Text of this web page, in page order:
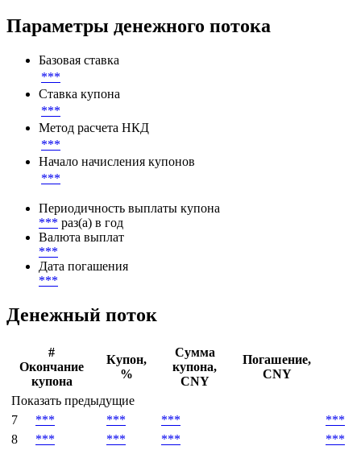
Параметры денежного потока
Базовая ставка
***
Ставка купона
***
Метод расчета НКД
***
Начало начисления купонов
***
Периодичность выплаты купона
*** раз(а) в год
Валюта выплат
***
Дата погашения
***
Денежный поток
#
Окончание
купона
Купон,
%
Сумма
купона,
CNY
Погашение,
CNY
Показать предыдущие
7
*** *** ***
***
8
*** *** ***
***